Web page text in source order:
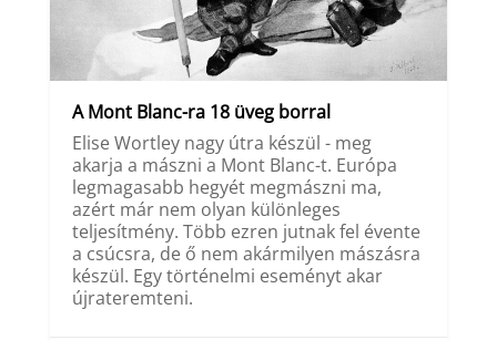
A Mont Blanc-ra 18 üveg borral
Elise Wortley nagy útra készül - meg
akarja a mászni a Mont Blanc-t. Európa
legmagasabb hegyét megmászni ma,
azért már nem olyan különleges
teljesítmény. Több ezren jutnak fel évente
a csúcsra, de ő nem akármilyen mászásra
készül. Egy történelmi eseményt akar
újrateremteni.